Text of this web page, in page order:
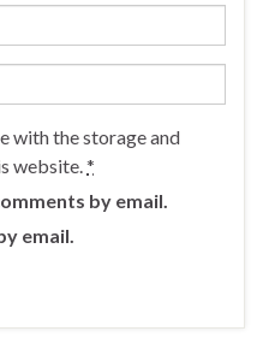
with the storage and
website.*
by email.
email.